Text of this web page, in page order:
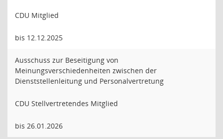
CDU Mitglied
bis 12.12.2025
Ausschuss zur Beseitigung von
Meinungsverschiedenheiten zwischen der
Dienststellenleitung und Personalvertretung
CDU Stellvertretendes Mitglied
bis 26.01.2026